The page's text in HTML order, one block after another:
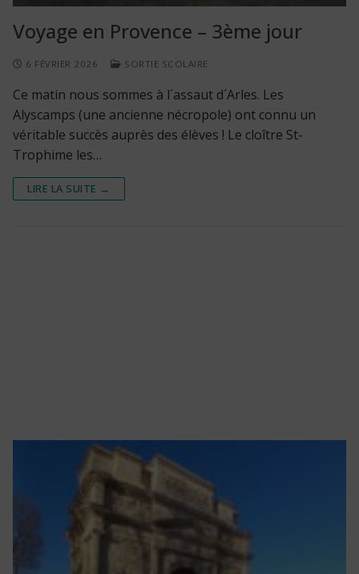
Voyage en Provence – 3ème jour
6 FÉVRIER 2026 SORTIE SCOLAIRE
Ce matin nous sommes à l´assaut d´Arles. Les
Alyscamps (une ancienne nécropole) ont connu un
véritable succès auprès des élèves ! Le cloître St-
Trophime les…
LIRE LA SUITE →